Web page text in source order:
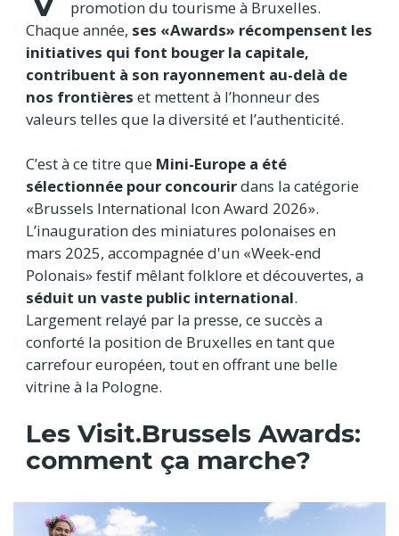
promotion du tourisme à Bruxelles.
Chaque année, ses «Awards» récompensent les
initiatives qui font bouger la capitale,
contribuent à son rayonnement au-delà de
nos frontières et mettent à l’honneur des
valeurs telles que la diversité et l’authenticité.
C’est à ce titre que Mini-Europe a été
sélectionnée pour concourirdans la catégorie
«Brussels International Icon Award 2026».
L’inauguration des miniatures polonaises en
mars 2025, accompagnée d'un «Week-end
Polonais» festif mêlant folklore et découvertes, a
séduit un vaste public international.
Largement relayé par la presse, ce succès a
conforté la position de Bruxelles en tant que
carrefour européen, tout en offrant une belle
vitrine à la Pologne.
Les Visit.Brussels Awards:
comment ça marche?